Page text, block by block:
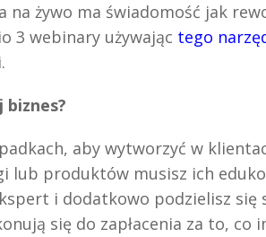
żywo ma świadomość jak
3 webinary używając tego
aby wytworzyć w
lub produktów musisz ich
i dodatkowo podzielisz się
się do zapłacenia za to, co